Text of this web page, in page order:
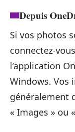
Depuis
Si vos photos
connectez-
l’application
Windows. Vos
généralement
« Images » ou